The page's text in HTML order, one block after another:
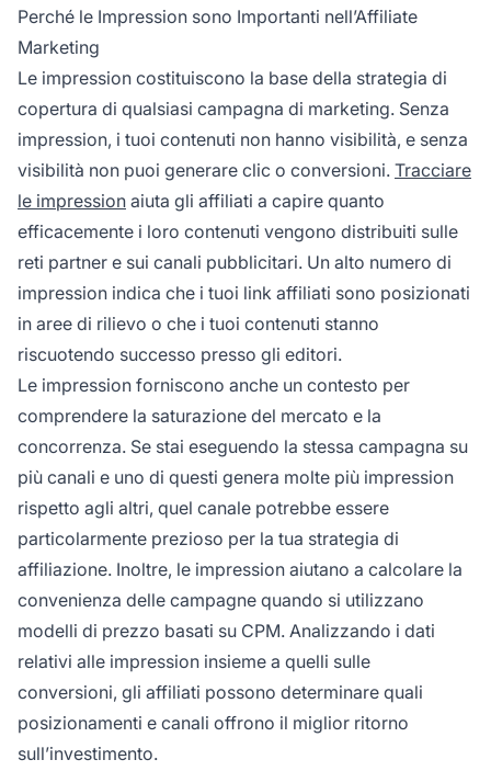
Perché le Impression sono Importanti nell’Affiliate
Marketing
Le impression costituiscono la base della strategia di
copertura di qualsiasi campagna di marketing. Senza
impression, i tuoi contenuti non hanno visibilità, e senza
visibilità non puoi generare clic o conversioni. Tracciare
le impression aiuta gli affiliati a capire quanto
efficacemente i loro contenuti vengono distribuiti sulle
reti partner e sui canali pubblicitari. Un alto numero di
impression indica che i tuoi link affiliati sono posizionati
in aree di rilievo o che i tuoi contenuti stanno
riscuotendo successo presso gli editori.
Le impression forniscono anche un contesto per
comprendere la saturazione del mercato e la
concorrenza. Se stai eseguendo la stessa campagna su
più canali e uno di questi genera molte più impression
rispetto agli altri, quel canale potrebbe essere
particolarmente prezioso per la tua strategia di
affiliazione. Inoltre, le impression aiutano a calcolare la
convenienza delle campagne quando si utilizzano
modelli di prezzo basati su CPM. Analizzando i dati
relativi alle impression insieme a quelli sulle
conversioni, gli affiliati possono determinare quali
posizionamenti e canali offrono il miglior ritorno
sull’investimento.